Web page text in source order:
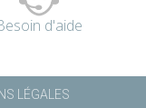
d'aide
LÉGALES